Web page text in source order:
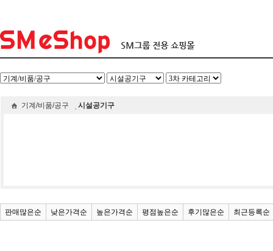
기계/비품/공구 시설공기구
판매많은순 낮은가격순 높은가격순 평점높은순 후기많은순 최근등록순